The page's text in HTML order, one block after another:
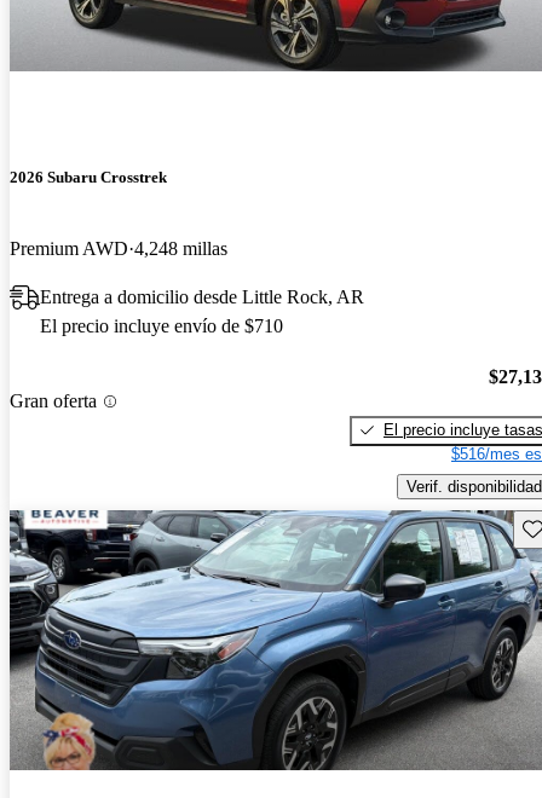
2026 Subaru Crosstrek
Premium AWD 4,248 millas
Entrega a domicilio desde Little Rock, AR
El precio incluye envío de $710
Gran oferta
El precio incluye tasas
$516/mes
Verif. disponibilidad